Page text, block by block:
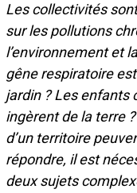
Les collectivités
sur les pollutions
l’environnement et
gêne respiratoire
jardin ? Les enfants
ingèrent de la terre
d’un territoire
répondre, il est
deux sujets